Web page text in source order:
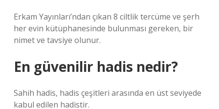
Erkam Yayınları’ndan çıkan 8 ciltlik tercüme ve şerh
her evin kütüphanesinde bulunması gereken, bir
nimet ve tavsiye olunur.
En güvenilir hadis nedir?
Sahih hadis, hadis çeşitleri arasında en üst seviyede
kabul edilen hadistir.